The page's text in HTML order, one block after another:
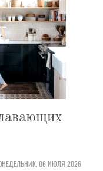
06 ИЮЛЯ 2026